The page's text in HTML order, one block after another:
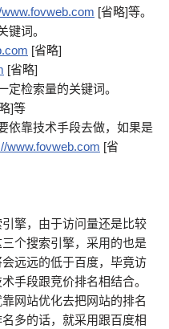
www.fovweb.com [省略]等。
键词。
[省略]
[省略]
定检索量的关键词。
]等
依靠技术手段去做，如果是
www.fovweb.com [省
擎，由于访问量还是比较
个搜索引擎，采用的也是
远远的低于百度，毕竟访
手段跟竞价排名相结合。
网站优化去把网站的排名
多的话，就采用跟百度相